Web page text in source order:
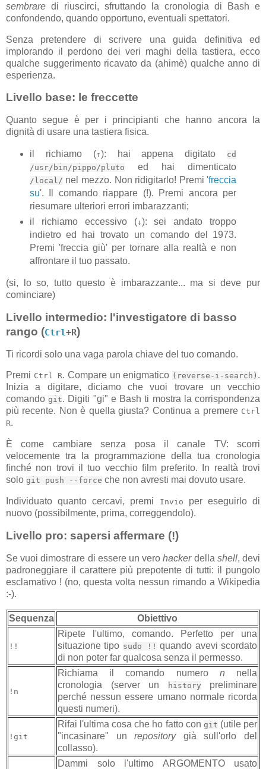
sembrare di riuscirci, sfruttando la cronologia di Bash e
confondendo, quando opportuno, eventuali spettatori.
Senza pretendere di scrivere una guida definitiva ed
implorando il perdono dei veri maghi della tastiera, ecco
qualche suggerimento ricavato da (ahimè) qualche anno di
esperienza.
Livello base: le freccette
Quanto segue è per i principianti che hanno ancora la
dignità di usare una tastiera fisica.
il richiamo (↑): hai appena digitato
cd
/usr/bin/pippo/pluto
ed hai dimenticato
/local/ nel mezzo. Non ridigitarlo! Premi 'freccia
su'. Il comando riappare (!). Premi ancora per
riesumare ulteriori errori imbarazzanti;
il richiamo eccessivo (↓): sei andato troppo
indietro ed hai trovato un comando del 1973.
Premi 'freccia giù' per tornare alla realtà e non
affrontare il tuo passato.
(si, lo so, tutto questo è imbarazzante... ma si deve pur
cominciare)
Livello intermedio: l'investigatore di basso
rango (Ctrl+R)
Ti ricordi solo una vaga parola chiave del tuo comando.
Premi Ctrl R. Compare un enigmatico (reverse-i-search) .
Inizia a digitare, diciamo che vuoi trovare un vecchio
comandogit. Digiti "gi" e Bash ti mostra la corrispondenza
più recente. Non è quella giusta? Continua a premere Ctrl
R.
È come cambiare senza posa il canale TV: scorri
velocemente tra la programmazione della tua cronologia
finché non trovi il tuo vecchio film preferito. In realtà trovi
solo git push --force che non avresti mai dovuto usare.
Individuato quanto cercavi, premi Invio
per eseguirlo di
nuovo (possibilmente, prima, correggendolo).
Livello pro: sapersi affermare (!)
Se vuoi dimostrare di essere un verohackerdella shell, devi
padroneggiare il carattere più prepotente di tutti: il pungolo
esclamativo ! (no, questa volta nessun rimando a Wikipedia
:-).
Sequenza Obiettivo
!!
Ripete l'ultimo, comando. Perfetto per una
situazione tipo sudo !! quando avevi scordato
di non poter far qualcosa senza il permesso.
!n
Richiama il comando numero n nella
cronologia (server un
history preliminare
perché nessun essere umano normale ricorda
questi numeri).
!git
Rifai l'ultima cosa che ho fatto con git (utile per
"incasinare" unrepositorygià sull'orlo del
collasso).
Dammi solo l'ultimo ARGOMENTO usato